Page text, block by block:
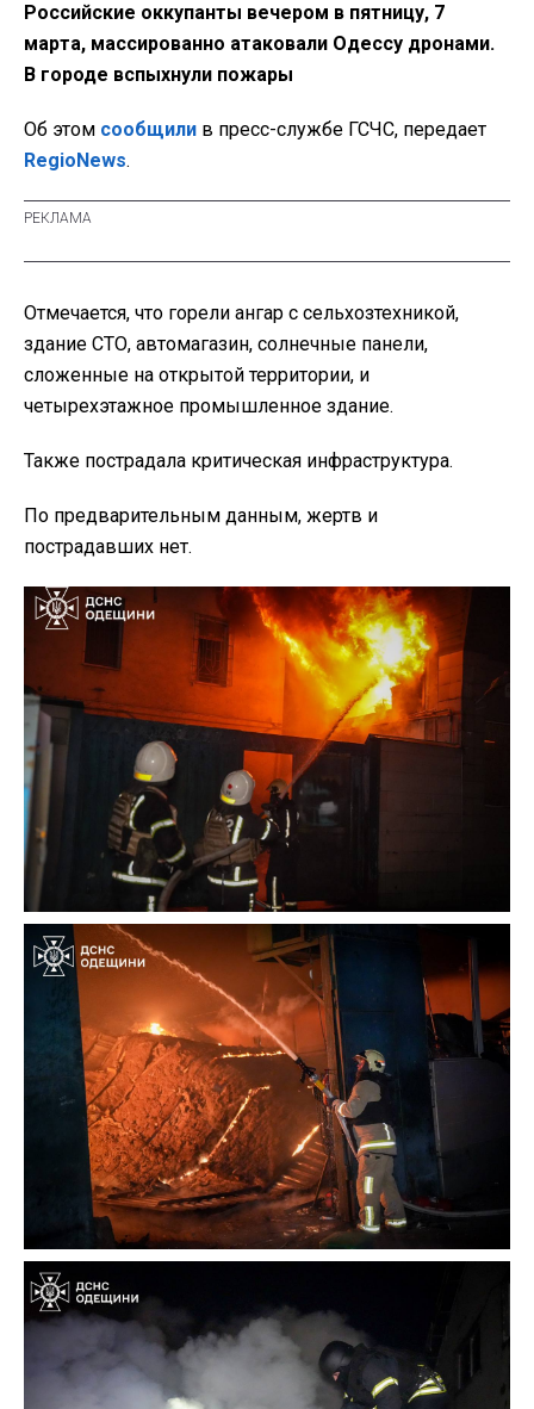
Российские оккупанты вечером в пятницу, 7
марта, массированно атаковали Одессу дронами.
В городе вспыхнули пожары
Об этом сообщили в пресс-службе ГСЧС, передает
RegioNews.
Отмечается, что горели ангар с сельхозтехникой,
здание СТО, автомагазин, солнечные панели,
сложенные на открытой территории, и
четырехэтажное промышленное здание.
Также пострадала критическая инфраструктура.
По предварительным данным, жертв и
пострадавших нет.